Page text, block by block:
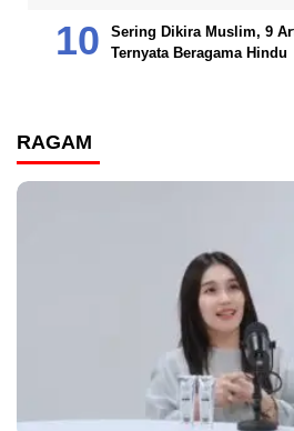
Sering Dikira Muslim, 9
Ternyata Beragama Hindu
RAGAM